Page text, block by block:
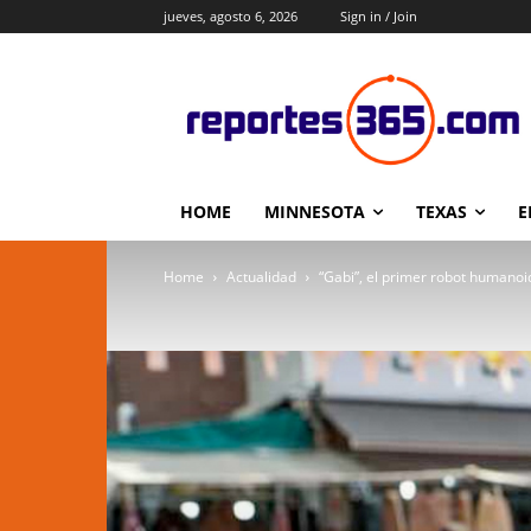
jueves, agosto 6, 2026 Sign in / Join
HOME MINNESOTA TEXAS
Home Actualidad “Gabi”, el primer robot